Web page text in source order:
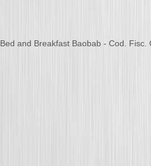
Bed and Breakfast Baobab - Cod.